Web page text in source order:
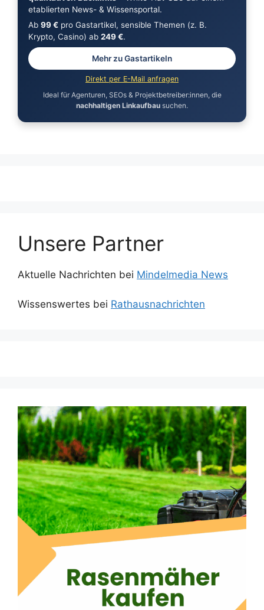
etablierten News- & Wissensportal.
Ab 99 €pro Gastartikel, sensible Themen (z. B.
Krypto, Casino) ab 249 €.
Mehr zu Gastartikeln
Direkt per E-Mail anfragen
Ideal für Agenturen, SEOs & Projektbetreiber:innen, die
nachhaltigen Linkaufbau suchen.
Unsere Partner
Aktuelle Nachrichten bei Mindelmedia News
Wissenswertes bei Rathausnachrichten